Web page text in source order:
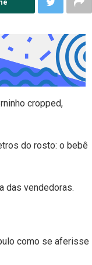
cropped,
do rosto: o bebê
das vendedoras.
como se aferisse